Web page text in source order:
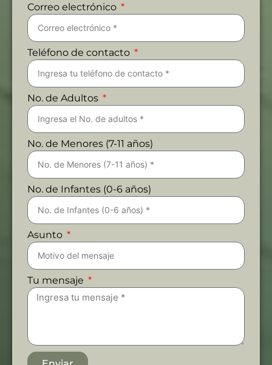
Correo electrónico
Teléfono de contacto
No. de Adultos
No. de Menores (7-11 años)
No. de Infantes (0-6 años)
Asunto
Tu mensaje